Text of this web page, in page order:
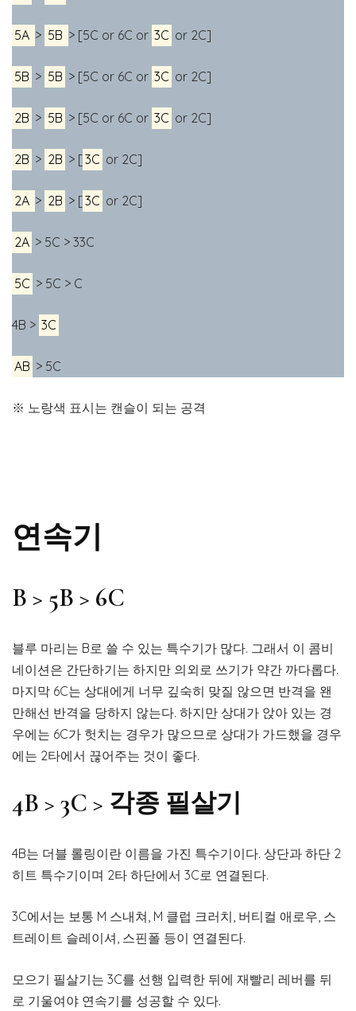
5A > 5B > [5C or 6C or 3C or 2C]
5B > 5B > [5C or 6C or 3C or 2C]
2B > 5B > [5C or 6C or 3C or 2C]
2B > 2B > [3C or 2C]
2A > 2B > [3C or 2C]
2A > 5C > 33C
5C > 5C > C
4B > 3C
AB > 5C
※ 노랑색 표시는 캔슬이 되는 공격
연속기
B > 5B > 6C
블루 마리는 B로 쓸 수 있는 특수기가 많다. 그래서 이 콤비
네이션은 간단하기는 하지만 의외로 쓰기가 약간 까다롭다.
마지막 6C는 상대에게 너무 깊숙히 맞질 않으면 반격을 왠
만해선 반격을 당하지 않는다. 하지만 상대가 앉아 있는 경
우에는 6C가 헛치는 경우가 많으므로 상대가 가드했을 경우
에는 2타에서 끊어주는 것이 좋다.
4B > 3C > 각종 필살기
4B는 더블 롤링이란 이름을 가진 특수기이다. 상단과 하단 2
히트 특수기이며 2타 하단에서 3C로 연결된다.
3C에서는 보통 M 스내쳐, M 클럽 크러치, 버티컬 애로우, 스
트레이트 슬레이셔, 스핀폴 등이 연결된다.
모으기 필살기는 3C를 선행 입력한 뒤에 재빨리 레버를 뒤
로 기울여야 연속기를 성공할 수 있다.